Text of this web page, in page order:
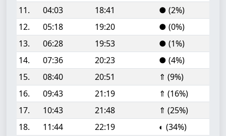
11.
04:03 18:41
● (2%)
12.
05:18 19:20
● (0%)
13.
06:28 19:53
● (1%)
14.
07:36 20:23
● (4%)
15.
08:40 20:51
⇑ (9%)
16.
09:43 21:19
⇑ (16%)
17.
10:43 21:48
⇑ (25%)
18.
11:44 22:19
◐ (34%)